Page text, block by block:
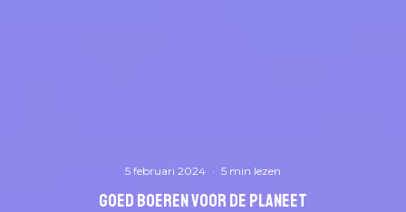
5 februari 2024 · 5 min lezen
Goed boeren voor de planeet